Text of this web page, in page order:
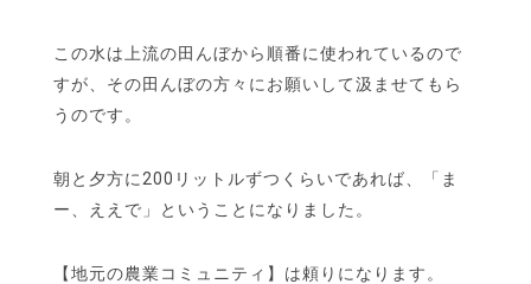
この水は上流の田んぼから順番に使われているので
すが、その田んぼの方々にお願いして汲ませてもら
うのです。
朝と夕方に200リットルずつくらいであれば、「ま
ー、ええで」ということになりました。
【地元の農業コミュニティ】は頼りになります。